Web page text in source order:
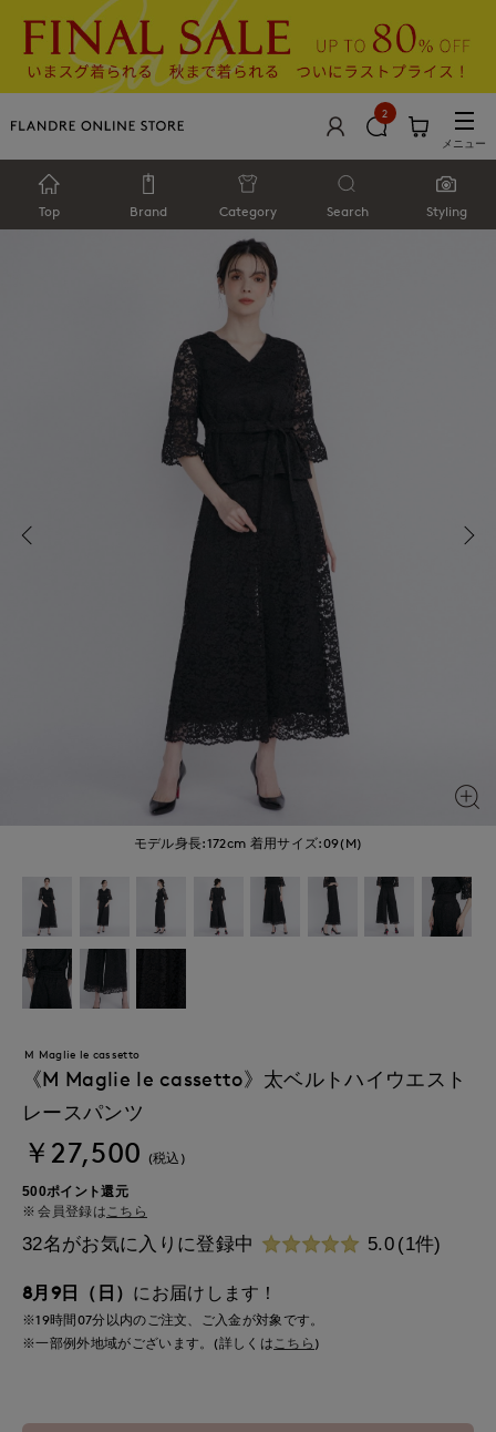
2
メニュー
Top Brand Category Search Styling
モデル身長:172cm 着用サイズ:09(M)
M Maglie le cassetto
《M Maglie le cassetto》太ベルトハイウエスト
レースパンツ
￥27,500 (税込)
500ポイント還元
会員登録はこちら
32名がお気に入りに登録中 5.0 (1件)
8月9日（日） にお届けします！
※19時間07分以内のご注文、ご入金が対象です。
※一部例外地域がございます。(詳しくは こちら )